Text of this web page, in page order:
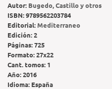
Autor: Bugedo, Castillo y otros
ISBN:9789562203784
Editorial: Mediterraneo
Edición:2
Páginas:725
Formato:27x22
Cant. tomos: 1
Año:2016
Idioma: España